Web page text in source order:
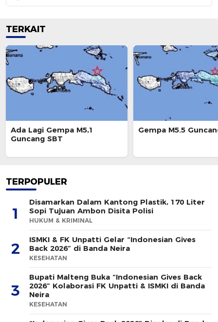
TERKAIT
Ada Lagi Gempa M5,1
Guncang SBT
Gempa M5.5
TERPOPULER
1
Disamarkan Dalam Kantong Plastik, 170 Liter
Sopi Tujuan Ambon Disita Polisi
HUKUM & KRIMINAL
2
ISMKI & FK Unpatti Gelar “Indonesian Gives
Back 2026” di Banda Neira
KESEHATAN
3
Bupati Malteng Buka “Indonesian Gives Back
2026” Kolaborasi FK Unpatti & ISMKI di Banda
Neira
KESEHATAN